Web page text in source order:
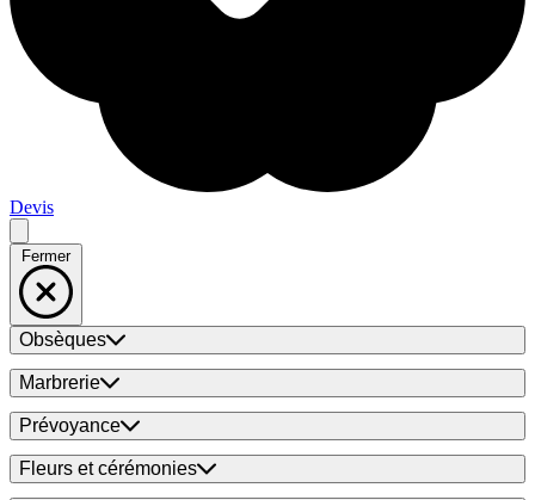
Devis
Fermer
Obsèques
Marbrerie
Prévoyance
Fleurs et cérémonies